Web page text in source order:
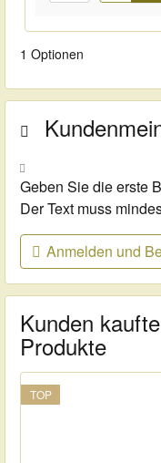
1 Optionen
Geben Sie die erste
Der Text muss
Anmelden und
Kunden
Produkte
TOP